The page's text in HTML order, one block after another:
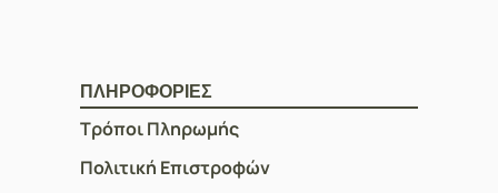
ΠΛΗΡΟΦΟΡΙΕΣ
Τρόποι Πληρωμής
Πολιτική Επιστροφών